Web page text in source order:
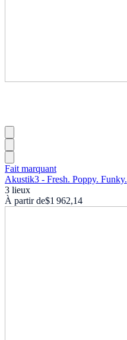
Fait marquant
Akustik3 - Fresh. Poppy. Funky.
3 lieux
À partir de$1 962,14